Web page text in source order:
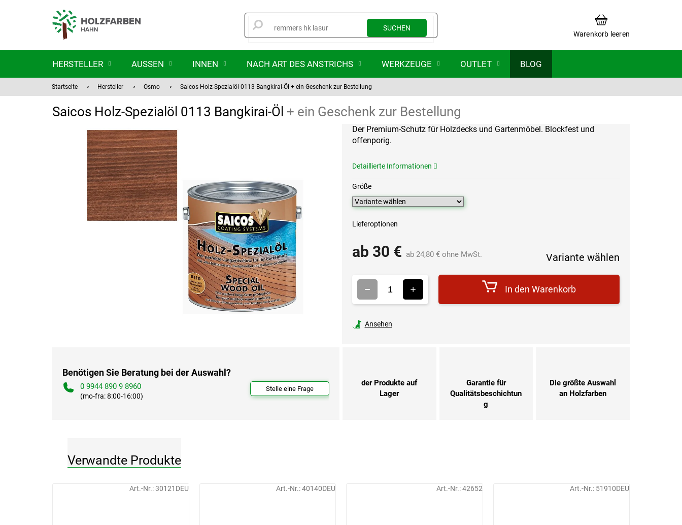
SUCHEN
WARENKORB
Warenkorb leeren
HERSTELLER AUSSEN INNEN NACH ART DES ANSTRICHS WERKZEUGE OUTLET BLOG
Startseite Hersteller Osmo Saicos Holz-Spezialöl 0113 Bangkirai-Öl + ein Geschenk zur Bestellung
Saicos Holz-Spezialöl 0113 Bangkirai-Öl + ein Geschenk zur Bestellung
ab 30 € ab 24,80 €ohne MwSt. Variante wählen
Größe
Lieferoptionen
In den Warenkorb
Der Premium-Schutz für Holzdecks und Gartenmöbel. Blockfest und
offenporig.
Detaillierte Informationen
Ansehen
Benötigen Sie Beratung bei der Auswahl?
0 9944 890 9 8960
(mo-fra: 8:00-16:00)
Stelle eine Frage
der Produkte auf
Lager
Garantie für
Qualitätsbeschichtun
g
Die größte Auswahl
an Holzfarben
Verwandte Produkte
Art.-Nr.:30121DEU Art.-Nr.:40140DEU Art.-Nr.:42652 Art.-Nr.: 51910DEU